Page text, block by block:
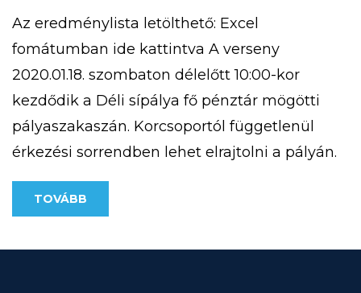
Az eredménylista letölthető: Excel
fomátumban ide kattintva A verseny
2020.01.18. szombaton délelőtt 10:00-kor
kezdődik a Déli sípálya fő pénztár mögötti
pályaszakaszán. Korcsoportól függetlenül
érkezési sorrendben lehet elrajtolni a pályán.
A rendezvény 12:00 óráig tart.
Eredményhirdetés 13:00 órakor a HE-DO
1 személy tartózkodhat. A versenyre
TOVÁBB